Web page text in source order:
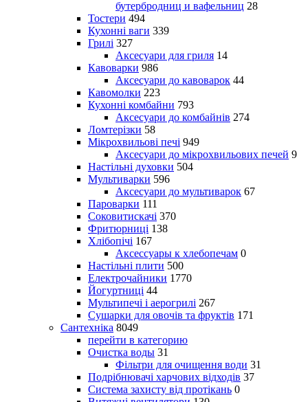
бутербродниц и вафельниц 28
Тостери 494
Кухонні ваги 339
Грилі 327
Аксесуари для гриля 14
Кавоварки 986
Аксесуари до кавоварок 44
Кавомолки 223
Кухонні комбайни 793
Аксесуари до комбайнів 274
Ломтерізки 58
Мікрохвильові печі 949
Аксесуари до мікрохвильових печей 9
Настільні духовки 504
Мультиварки 596
Аксесуари до мультиварок 67
Пароварки 111
Соковитискачі 370
Фритюрниці 138
Хлібопічі 167
Аксессуары к хлебопечам 0
Настільні плити 500
Електрочайники 1770
Йогуртниці 44
Мультипечі і аерогрилі 267
Сушарки для овочів та фруктів 171
Сантехніка 8049
перейти в категорию
Очистка воды 31
Фільтри для очищення води 31
Подрібнювачі харчових відходів 37
Система захисту від протікань 0